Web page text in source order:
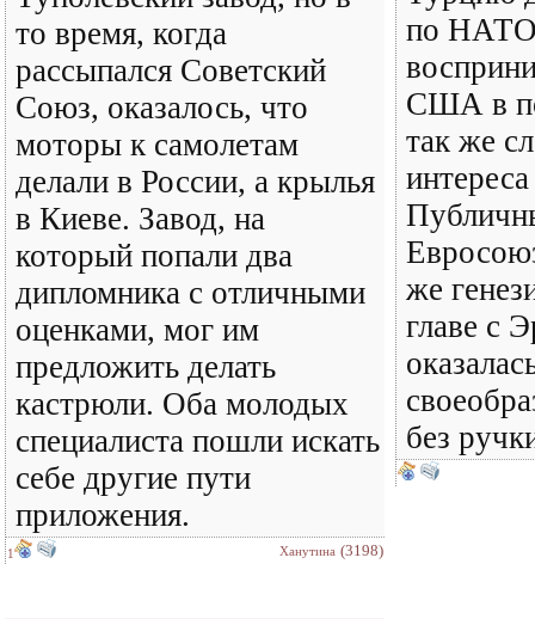
то время, когда
рассыпался Советский
Союз, оказалось, что
моторы к самолетам
делали в России, а крылья
в Киеве. Завод, на
который попали два
дипломника с отличными
оценками, мог им
предложить делать
кастрюли. Оба молодых
специалиста пошли искать
себе другие пути
приложения.
1 Ханутина (3198)
по НАТО
США в
так же
же
главе с
без